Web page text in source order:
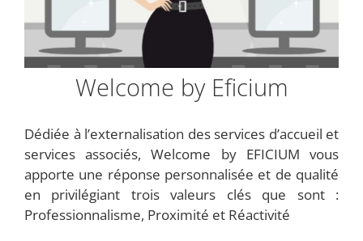
Welcome by Eficium
Dédiée à l’externalisation des services d’accueil et
services associés, Welcome by EFICIUM vous
apporte une réponse personnalisée et de qualité
en privilégiant trois valeurs clés que sont :
Professionnalisme, Proximité et Réactivité